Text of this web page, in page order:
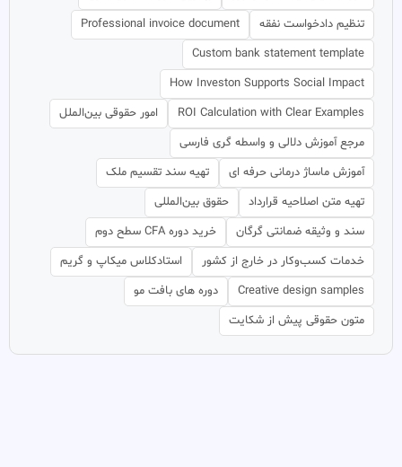
تنظیم دادخواست نفقه
Professional invoice document
Custom bank statement template
How Investon Supports Social Impact
ROI Calculation with Clear Examples
امور حقوقی بین‌الملل
مرجع آموزش دلالی و واسطه گری فارسی
آموزش ماساژ درمانی حرفه ای
تهیه سند تقسیم ملک
تهیه متن اصلاحیه قرارداد
حقوق بین‌المللی
سند و وثیقه ضمانتی گرگان
خرید دوره CFA سطح دوم
خدمات کسب‌وکار در خارج از کشور
استادکلاس میکاپ و گریم
Creative design samples
دوره های بافت مو
متون حقوقی پیش از شکایت